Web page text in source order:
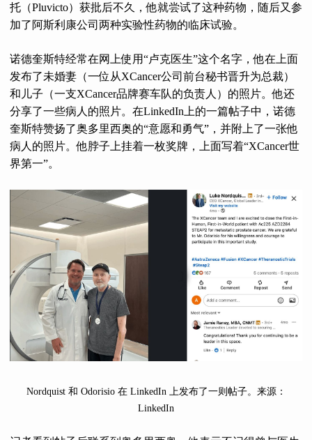
托（Pluvicto）获批后不久，他就尝试了这种药物，随后又参
加了阿斯利康公司两种实验性药物的临床试验。
诺德奎斯特经常在网上使用“卢克医生”这个名字，他在上面
发布了未婚妻（一位从XCancer公司前台秘书晋升为总裁）
和儿子（一支XCancer品牌赛车队的负责人）的照片。他还
分享了一些病人的照片。在LinkedIn上的一篇帖子中，诺德
奎斯特赞扬了奥多里西奥的“意愿和勇气”，并附上了一张他
病人的照片。他脖子上挂着一枚奖牌，上面写着“XCancer世
界第一”。
Nordquist 和 Odorisio 在 LinkedIn 上发布了一则帖子。来源：
LinkedIn